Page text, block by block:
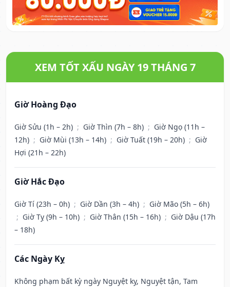
XEM TỐT XẤU NGÀY 19 THÁNG 7
Giờ Hoàng Đạo
Giờ Sửu (1h – 2h) ; Giờ Thìn (7h – 8h) ; Giờ Ngọ (11h –
12h) ; Giờ Mùi (13h – 14h) ; Giờ Tuất (19h – 20h) ; Giờ
Hợi (21h – 22h)
Giờ Hắc Đạo
Giờ Tí (23h – 0h) ; Giờ Dần (3h – 4h) ; Giờ Mão (5h – 6h)
; Giờ Tỵ (9h – 10h) ; Giờ Thân (15h – 16h) ; Giờ Dậu (17h
– 18h)
Các Ngày Kỵ
Không phạm bất kỳ ngày Nguyệt kỵ, Nguyệt tận, Tam